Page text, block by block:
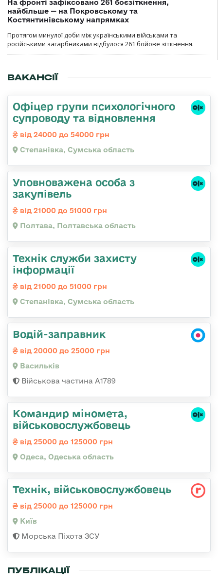
На фронті зафіксовано 261 боєзіткнення,
найбільше — на Покровському та
Костянтинівському напрямках
Протягом минулої доби між українськими військами та
російськими загарбниками відбулося 261 бойове зіткнення.
ВАКАНСІЇ
Офіцер групи психологічного
супроводу та відновлення
від 24000 до 54000 грн
Степанівка, Сумська область
Уповноважена особа з
закупівель
від 21000 до 51000 грн
Полтава, Полтавська область
Технік служби захисту
інформації
від 21000 до 51000 грн
Степанівка, Сумська область
Водій-заправник
від 20000 до 25000 грн
Васильків
Військова частина А1789
Командиp міномета,
військовослужбовець
від 25000 до 125000 грн
Одеса, Одеська область
Технік, військовослужбовець
від 25000 до 125000 грн
Київ
Морська Піхота ЗСУ
ПУБЛІКАЦІЇ